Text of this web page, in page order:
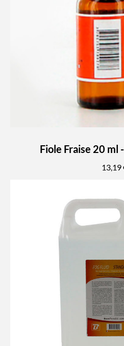
Fiole Fraise 20 ml
13,19